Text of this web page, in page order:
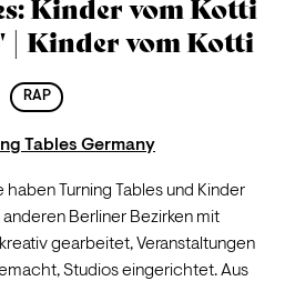
Kinder vom Kotti
| Kinder vom Kotti
RAP
Tables Germany
Turning Tables und Kinder
Berliner Bezirken mit
gearbeitet, Veranstaltungen
Studios eingerichtet. Aus